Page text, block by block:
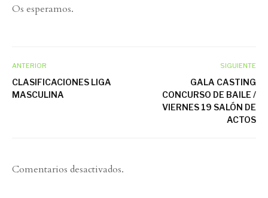
Os esperamos.
ANTERIOR
CLASIFICACIONES LIGA
MASCULINA
SIGUIENTE
GALA CASTING
CONCURSO DE BAILE /
VIERNES 19 SALÓN DE
ACTOS
Comentarios desactivados.